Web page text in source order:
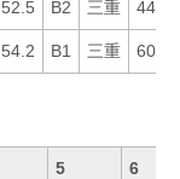
52.5 B2 三重 44
54.2 B1 三重 60
5 6